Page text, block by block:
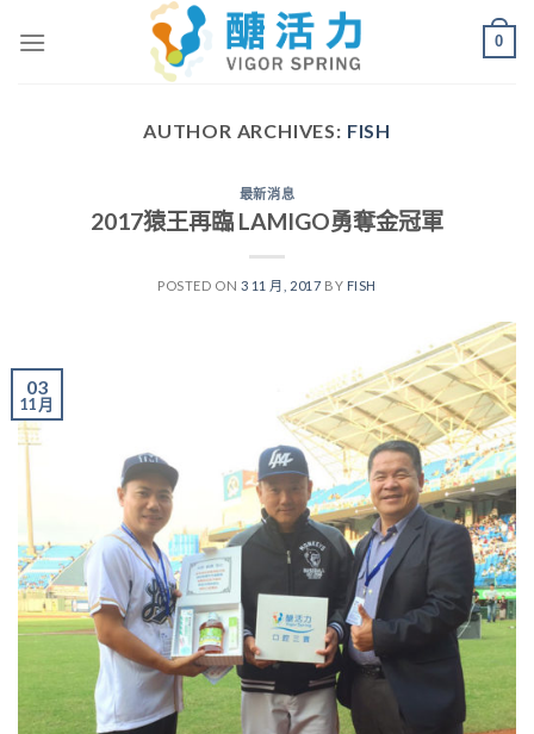
0
AUTHOR ARCHIVES: FISH
最新消息
2017猿王再臨 LAMIGO勇奪金冠軍
POSTED ON 3 11 月, 2017 BY FISH
03
11 月